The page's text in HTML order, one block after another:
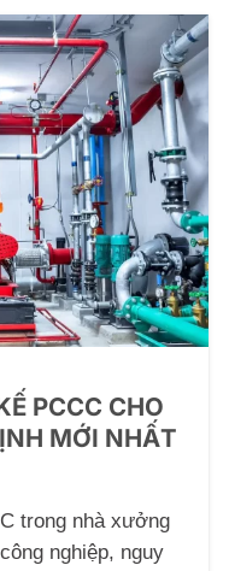
PCCC CHO
MỚI NHẤT
trong nhà xưởng
nghiệp, nguy